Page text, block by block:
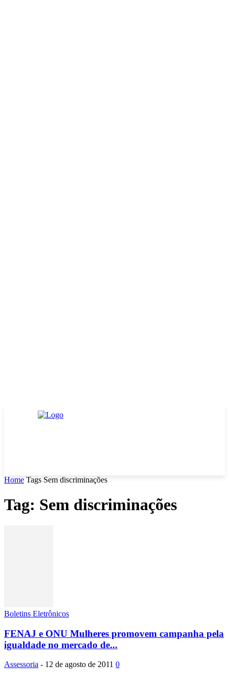
Home Tags Sem discriminações
Tag: Sem discriminações
Boletins Eletrônicos
FENAJ e ONU Mulheres promovem campanha pela
igualdade no mercado de...
Assessoria - 12 de agosto de 2011 0